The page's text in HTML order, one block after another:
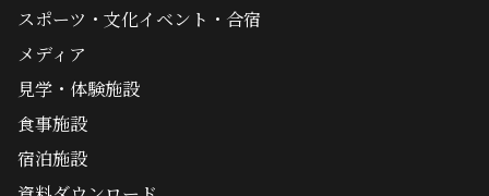
スポーツ・文化イベント・合宿
メディア
見学・体験施設
食事施設
宿泊施設